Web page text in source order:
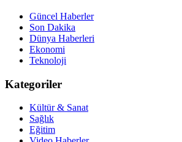
Güncel Haberler
Son Dakika
Dünya Haberleri
Ekonomi
Teknoloji
Kategoriler
Kültür & Sanat
Sağlık
Eğitim